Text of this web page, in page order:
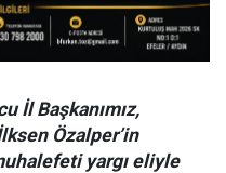
İl Başkanımız,
Özalper’in
yargı eliyle